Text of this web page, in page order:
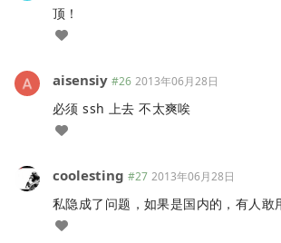
顶！
aisensiy #26 2013年06月28日
必须 ssh 上去 不太爽唉
coolesting #27 2013年06月28日
私隐成了问题，如果是国内的，有人敢